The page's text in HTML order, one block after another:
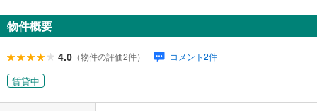
物件概要
4.0 （物件の評価2件） コメント2件
賃貸中